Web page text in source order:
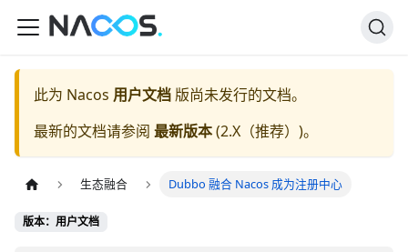
此为 Nacos 用户文档 版尚未发行的文档。
最新的文档请参阅 最新版本(2.X（推荐） )。
生态融合 Dubbo 融合 Nacos 成为注册中心
版本：用户文档